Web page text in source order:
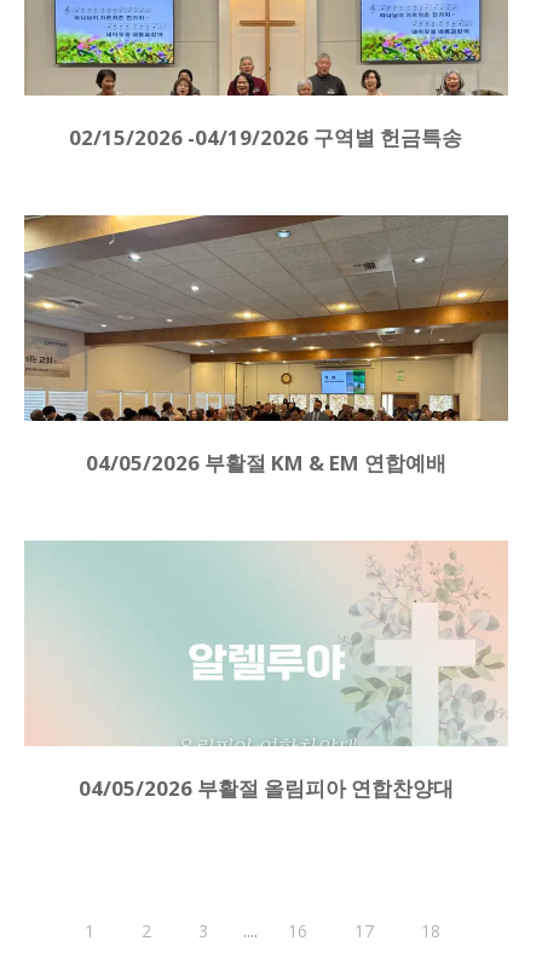
02/15/2026 -04/19/2026 구역별 헌금특송
04/05/2026 부활절 KM & EM 연합예배
04/05/2026 부활절 올림피아 연합찬양대
1 2 3 .... 16 17 18